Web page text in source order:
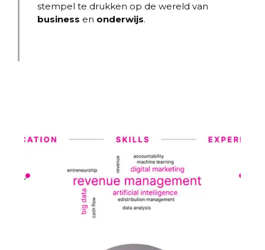
stempel te drukken op de wereld van
business en onderwijs.